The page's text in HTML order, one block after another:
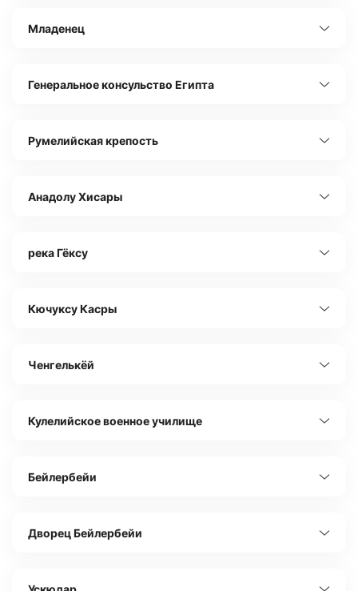
Младенец
Генеральное консульство Египта
Румелийская крепость
Анадолу Хисары
река Гёксу
Кючуксу Касры
Ченгелькёй
Кулелийское военное училище
Бейлербейи
Дворец Бейлербейи